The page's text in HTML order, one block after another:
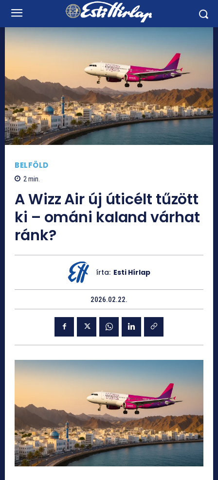
BELFÖLD
2min.
A Wizz Air új úticélt tűzött
ki – ománi kaland várhat
ránk?
írta: Esti Hírlap
2026.02.22.